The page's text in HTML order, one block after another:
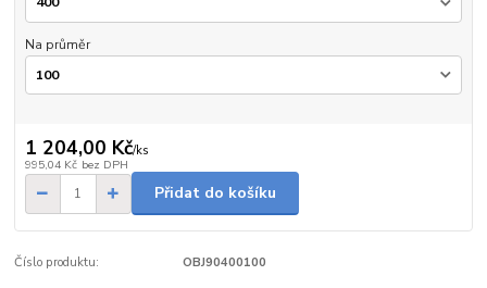
Na průměr
1 204,00 Kč/ks
995,04 Kč bez DPH
Přidat do košíku
Číslo produktu: OBJ90400100